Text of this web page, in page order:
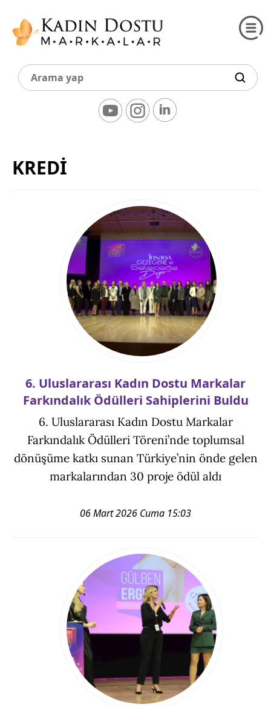
KREDİ
6. Uluslararası Kadın Dostu Markalar
Farkındalık Ödülleri Sahiplerini Buldu
6. Uluslararası Kadın Dostu Markalar
Farkındalık Ödülleri Töreni’nde toplumsal
dönüşüme katkı sunan Türkiye’nin önde gelen
markalarından 30 proje ödül aldı
06 Mart 2026 Cuma 15:03